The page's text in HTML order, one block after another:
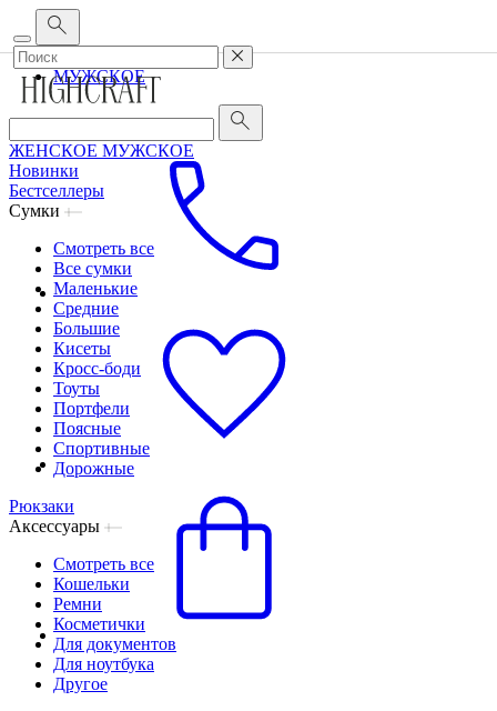
Корпоративным клиентам
ЖЕНСКОЕ
МУЖСКОЕ
ЖЕНСКОЕ МУЖСКОЕ
Новинки
Бестселлеры
Сумки
Смотреть все
Все сумки
Маленькие
Средние
Большие
Кисеты
Кросс-боди
Тоуты
Портфели
Поясные
Спортивные
Дорожные
Рюкзаки
Аксессуары
Смотреть все
Кошельки
Ремни
Косметички
Для документов
Для ноутбука
Другое